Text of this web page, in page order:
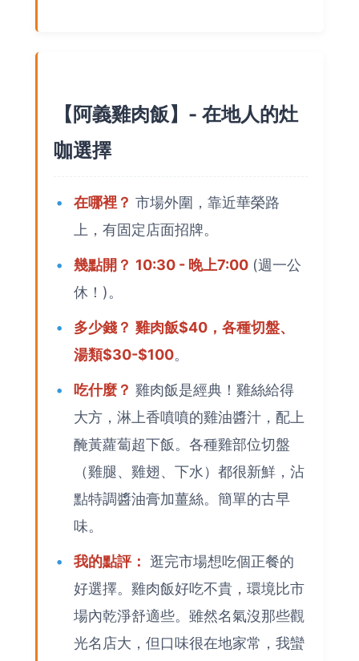
【阿義雞肉飯】- 在地人的灶
咖選擇
在哪裡？ 市場外圍，靠近華榮路
上，有固定店面招牌。
幾點開？ 10:30 - 晚上7:00 (週一公
休！)。
多少錢？ 雞肉飯$40，各種切盤、
湯類$30-$100。
吃什麼？ 雞肉飯是經典！雞絲給得
大方，淋上香噴噴的雞油醬汁，配上
醃黃蘿蔔超下飯。各種雞部位切盤
（雞腿、雞翅、下水）都很新鮮，沾
點特調醬油膏加薑絲。簡單的古早
味。
我的點評： 逛完市場想吃個正餐的
好選擇。雞肉飯好吃不貴，環境比市
場內乾淨舒適些。雖然名氣沒那些觀
光名店大，但口味很在地家常，我蠻